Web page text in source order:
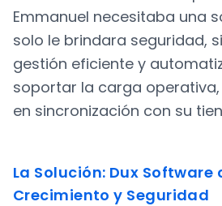
Emmanuel necesitaba una
solo le brindara seguridad,
gestión eficiente y
soportar la carga
en sincronización con su
La Solución: Dux Software como Pilar de
Crecimiento y Seguridad